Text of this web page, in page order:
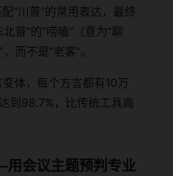
“川普”的常用表达，最终
普”的“唠嗑”（意为“聊
而不是“老客”。
体，每个方言都有10万
到98.7%，比传统工具高
会议主题预判专业